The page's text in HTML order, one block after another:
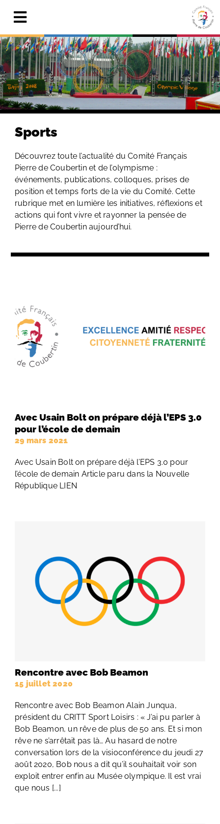
contentToggle
Navigation
Actualités
Le Comité
Pierre de Coubertin
Adhérer & faire un don
Search
for:
Sports
Découvrez toute l’actualité du Comité Français
Pierre de Coubertin et de l’olympisme :
événements, publications, colloques, prises de
position et temps forts de la vie du Comité. Cette
rubrique met en lumière les initiatives, réflexions et
actions qui font vivre et rayonner la pensée de
Pierre de Coubertin aujourd’hui.
Avec Usain Bolt on prépare déjà l’EPS 3.0
pour l’école de demain
29 mars 2021
Avec Usain Bolt on prépare déjà l’EPS 3.0 pour
l’école de demain Article paru dans la Nouvelle
République LIEN
Rencontre avec Bob Beamon
15 juillet 2020
Rencontre avec Bob Beamon Alain Junqua,
président du CRITT Sport Loisirs : « J’ai pu parler à
Bob Beamon, un rêve de plus de 50 ans. Et si mon
rêve ne s’arrêtait pas là… Au hasard de notre
conversation lors de la visioconférence du jeudi 27
août 2020, Bob nous a dit qu’il souhaitait voir son
exploit entrer enfin au Musée olympique. Il est vrai
que nous [...]